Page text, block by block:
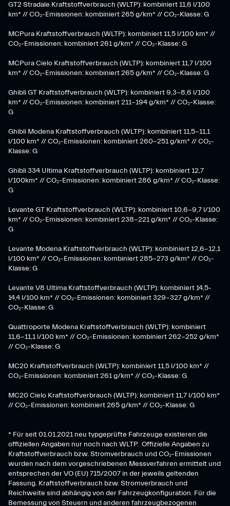
GT2 Stradale Kraftstoffverbrauch (WLTP): kombiniert 11,6 l/100
km* // CO₂-Emissionen: kombiniert 265 g/km* // CO₂-Klasse: G
MCPura Kraftstoffverbrauch (WLTP): kombiniert 11,5 l/100 km* //
CO₂-Emissionen: kombiniert 261 g/km* // CO₂-Klasse: G
MCPura Cielo Kraftstoffverbrauch (WLTP): kombiniert 11,7 l/100
km* // CO₂-Emissionen: kombiniert 265 g/km* // CO₂-Klasse: G
Ghibli GT Kraftstoffverbrauch (WLTP): kombiniert 9,3-8,6 l/100
km* // CO₂-Emissionen: kombiniert 211-194 g/km* // CO₂-Klasse:
G
Ghibli Modena Kraftstoffverbrauch (WLTP): kombiniert 11,5-11,1
l/100 km* // CO₂-Emissionen: kombiniert 260-251 g/km*​ // CO₂-
Klasse: G​
Ghibli 334 Ultima Kraftstoffverbrauch (WLTP): kombiniert 12,7
l/100km* // CO₂-Emissionen: kombiniert 286 g/km* // CO₂-Klasse:
G
Levante GT Kraftstoffverbrauch (WLTP): kombiniert 10,6-9,7 l/100
km* // CO₂-Emissionen: kombiniert 238-221 g/km* ​// CO₂-Klasse:
G​
Levante Modena Kraftstoffverbrauch (WLTP): kombiniert 12,6-12,1
l/100 km* // CO₂-Emissionen: kombiniert 285-273 g/km*​ // CO₂-
Klasse: G
​Levante V8 Ultima Kraftstoffverbrauch (WLTP): kombiniert 14,5-
14,4 l/100 km* // CO₂-Emissionen: kombiniert 329-327 g/km* //
CO₂-Klasse: G
Quattroporte Modena Kraftstoffverbrauch (WLTP): kombiniert
11,6-11,1 l/100 km* // CO₂-Emissionen: kombiniert 262-252 g/km*
// CO₂-Klasse: G
MC20 Kraftstoffverbrauch (WLTP): kombiniert 11,5 l/100 km* //
CO₂-Emissionen: kombiniert 261 g/km* // CO₂-Klasse: G
MC20 Cielo Kraftstoffverbrauch (WLTP): kombiniert 11,7 l/100 km*
// CO₂-Emissionen: kombiniert 265 g/km* // CO₂-Klasse: G
* Für seit 01.01.2021 neu typgeprüfte Fahrzeuge existieren die
offiziellen Angaben nur noch nach WLTP. Offizielle Angaben zu
Kraftstoffverbrauch bzw. Stromverbrauch und CO₂-Emissionen
wurden nach dem vorgeschriebenen Messverfahren ermittelt und
entsprechen der VO (EU) 715/2007 in der jeweils geltenden
Fassung. Kraftstoffverbrauch bzw. Stromverbrauch und
Reichweite sind abhängig von der Fahrzeugkonfiguration. Für die
Bemessung von Steuern und anderen fahrzeugbezogenen